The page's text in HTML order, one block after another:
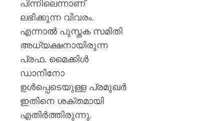
പിന്നിലെന്നാണ്
ലഭിക്കുന്ന വിവരം.
എന്നാൽ പുസ്തക സമിതി
അധ്യക്ഷനായിരുന്ന
പ്രഫ. മൈക്കിൾ
ഡാനിനോ
ഉൾപ്പെടെയുള്ള പ്രമുഖർ
ഇതിനെ ശക്തമായി
എതിർത്തിരുന്നു.